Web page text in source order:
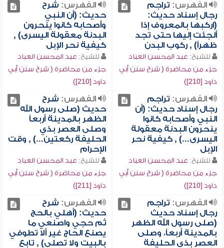
الفهرس: تراجم
رجال إسناد حديث:
(اركبها بالمعروف إذا
ألجئت إليها حتى تجد
ظهراً) , ركوب البدن
للشيخ: عبد المحسن العباد
جزء من محاضرة ( شرح سنن أبي
داود [210])
الفهرس: شرح
حديث: (أن النبي
وأصحابه كانوا ينحرون
البدنة معقولة اليسرى) ,
كيفية نحر الإبل
للشيخ: عبد المحسن العباد
جزء من محاضرة ( شرح سنن أبي
داود [210])
الفهرس: تراجم
رجال إسناد حديث: (أن
النبي وأصحابه كانوا
ينحرون البدنة معقولة
اليسرى...) , كيفية نحر
الإبل
للشيخ: عبد المحسن العباد
جزء من محاضرة ( شرح سنن أبي
داود [210])
الفهرس: شرح
حديث (صلى رسول الله
الظهر بالمدينة أربعاً
وصلى العصر بذي
الحليفة ركعتين...) , وقت
الإحرام
للشيخ: عبد المحسن العباد
جزء من محاضرة ( شرح سنن أبي
داود [211])
الفهرس: تراجم
رجال إسناد حديث
(صلى رسول الله الظهر
بالمدينة أربعاً، وصلى
العصر بذي الحليفة
الفهرس: شرح
حديث: (أهلي بالحج
ثم حجي واصنعي ما
يصنع الحاج غير ألا تطوفي
بالبيت ولا تصلي) , تابع